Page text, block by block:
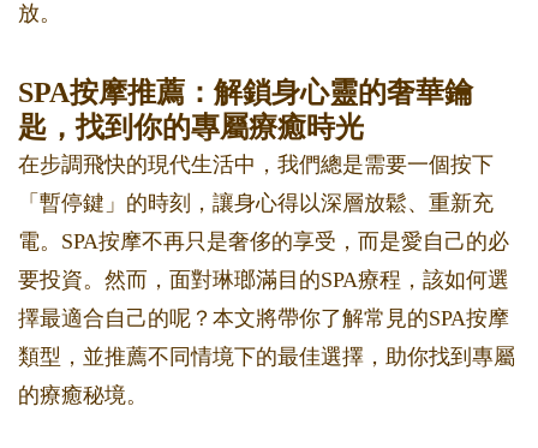
放。
SPA按摩推薦：解鎖身心靈的奢華鑰
匙，找到你的專屬療癒時光
在步調飛快的現代生活中，我們總是需要一個按下
「暫停鍵」的時刻，讓身心得以深層放鬆、重新充
電。SPA按摩不再只是奢侈的享受，而是愛自己的必
要投資。然而，面對琳瑯滿目的SPA療程，該如何選
擇最適合自己的呢？本文將帶你了解常見的SPA按摩
類型，並推薦不同情境下的最佳選擇，助你找到專屬
的療癒秘境。